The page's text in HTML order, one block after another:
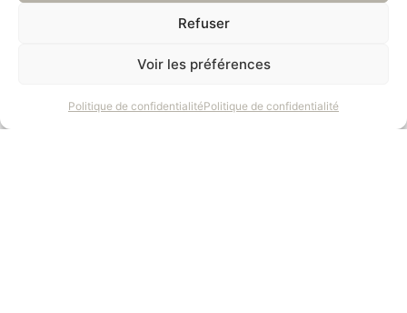
Refuser
Voir les préférences
Politique de confidentialitéPolitique de confidentialité